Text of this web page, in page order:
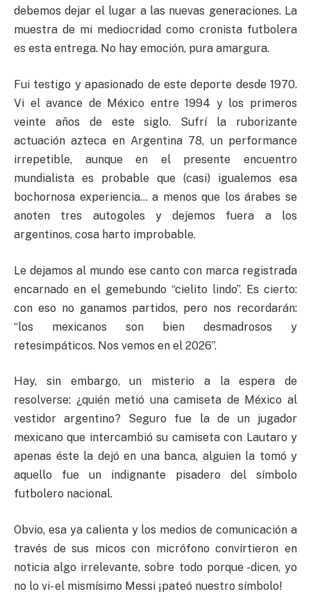
debemos dejar el lugar a las nuevas generaciones. La
muestra de mi mediocridad como cronista futbolera
es esta entrega. No hay emoción, pura amargura.
Fui testigo y apasionado de este deporte desde 1970.
Vi el avance de México entre 1994 y los primeros
veinte años de este siglo. Sufrí la ruborizante
actuación azteca en Argentina 78, un performance
irrepetible, aunque en el presente encuentro
mundialista es probable que (casi) igualemos esa
bochornosa experiencia… a menos que los árabes se
anoten tres autogoles y dejemos fuera a los
argentinos, cosa harto improbable.
Le dejamos al mundo ese canto con marca registrada
encarnado en el gemebundo “cielito lindo”. Es cierto:
con eso no ganamos partidos, pero nos recordarán:
“los mexicanos son bien desmadrosos y
retesimpáticos. Nos vemos en el 2026”.
Hay, sin embargo, un misterio a la espera de
resolverse: ¿quién metió una camiseta de México al
vestidor argentino? Seguro fue la de un jugador
mexicano que intercambió su camiseta con Lautaro y
apenas éste la dejó en una banca, alguien la tomó y
aquello fue un indignante pisadero del símbolo
futbolero nacional.
Obvio, esa ya calienta y los medios de comunicación a
través de sus micos con micrófono convirtieron en
noticia algo irrelevante, sobre todo porque -dicen, yo
no lo vi- el mismísimo Messi ¡pateó nuestro símbolo!